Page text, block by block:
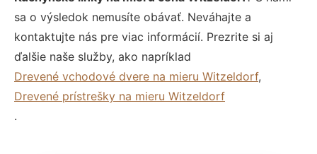
sa o výsledok nemusíte obávať. Neváhajte a
kontaktujte nás pre viac informácií. Prezrite si aj
ďalšie naše služby, ako napríklad
Drevené vchodové dvere na mieru Witzeldorf,
Drevené prístrešky na mieru Witzeldorf
.